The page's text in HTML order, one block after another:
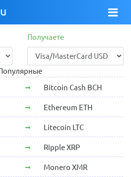
Получаете
Bitcoin Cash BCH
Ethereum ETH
Litecoin LTC
Ripple XRP
Monero XMR